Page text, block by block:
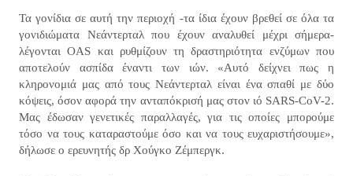
Τα γονίδια σε αυτή την περιοχή -τα ίδια έχουν βρεθεί σε όλα τα
γονιδιώματα Νεάντερταλ που έχουν αναλυθεί μέχρι σήμερα-
λέγονται OAS και ρυθμίζουν τη δραστηριότητα ενζύμων που
αποτελούν ασπίδα έναντι των ιών. «Αυτό δείχνει πως η
κληρονομιά μας από τους Νεάντερταλ είναι ένα σπαθί με δύο
κόψεις, όσον αφορά την ανταπόκρισή μας στον ιό SARS-CoV-2.
Μας έδωσαν γενετικές παραλλαγές, για τις οποίες μπορούμε
τόσο να τους καταραστούμε όσο και να τους ευχαριστήσουμε»,
δήλωσε ο ερευνητής δρ Χούγκο Ζέμπεργκ.